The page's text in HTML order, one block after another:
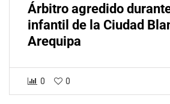
Árbitro agredido
infantil de la Ciudad
Arequipa
0 0